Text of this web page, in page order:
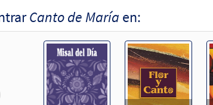
93811 DIGITAL Agregar al carrito
de María [Acompañamiento Teclado - Descargue]
Unidos en Cristo
DIGITAL Agregar al carrito
Canto de María en: